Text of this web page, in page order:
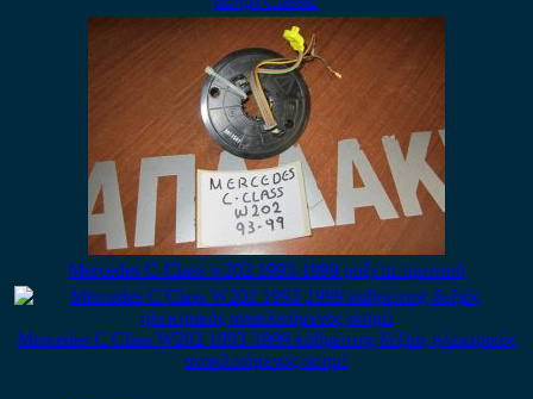
Mercedes C-Class w202 1993-1999 ροζέτα τιμονιού
Mercedes C Class W202 1993-1999 καθρέπτης δεξιός ηλεκτρικός
ανακλινόμενος ασημί